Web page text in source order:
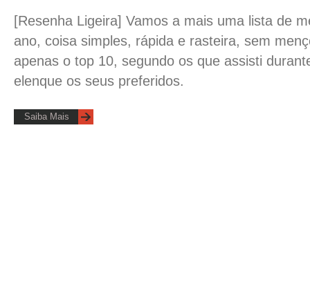
[Resenha Ligeira] Vamos a mais uma lista de
ano, coisa simples, rápida e rasteira, sem
apenas o top 10, segundo os que assisti
elenque os seus preferidos.
Saiba Mais